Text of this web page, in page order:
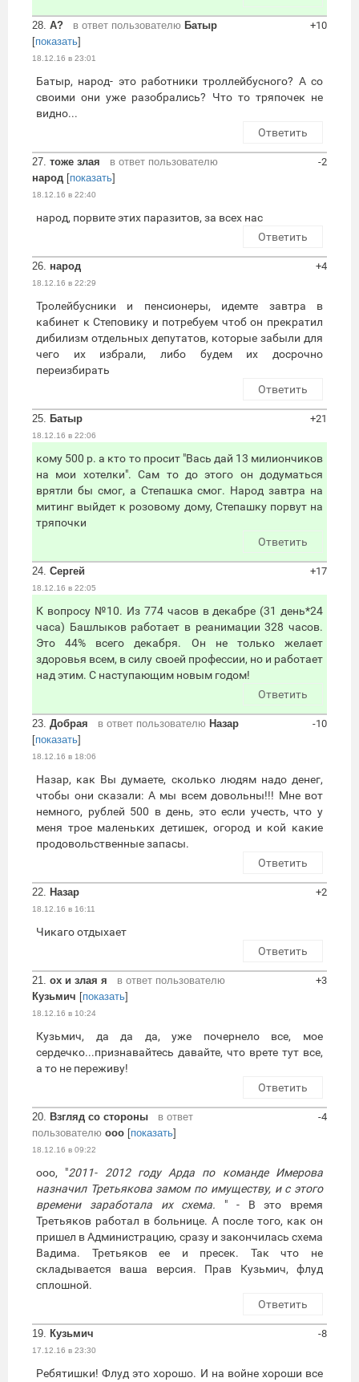
28. А? в ответ пользователю Батыр
[показать]
18.12.16 в 23:01
+10
Батыр, народ- это работники троллейбусного? А со
своими они уже разобрались? Что то тряпочек не
видно...
Ответить
27. тоже злая
в ответ пользователю
народ [показать]
18.12.16 в 22:40
-2
народ, порвите этих паразитов, за всех нас
Ответить
26. народ
18.12.16 в 22:29
+4
Тролейбусники и пенсионеры, идемте завтра в
кабинет к Степовику и потребуем чтоб он прекратил
дибилизм отдельных депутатов, которые забыли для
чего их избрали, либо будем их досрочно
переизбирать
Ответить
25. Батыр
18.12.16 в 22:06
+21
кому 500 р. а кто то просит "Вась дай 13 милиончиков
на мои хотелки". Сам то до этого он додуматься
врятли бы смог, а Степашка смог. Народ завтра на
митинг выйдет к розовому дому, Степашку порвут на
тряпочки
Ответить
24. Сергей
18.12.16 в 22:05
+17
К вопросу №10. Из 774 часов в декабре (31 день*24
часа) Башлыков работает в реанимации 328 часов.
Это 44% всего декабря. Он не только желает
здоровья всем, в силу своей профессии, но и работает
над этим. С наступающим новым годом!
Ответить
23. Добрая в ответ пользователю Назар
[показать]
18.12.16 в 18:06
-10
Назар, как Вы думаете, сколько людям надо денег,
чтобы они сказали: А мы всем довольны!!! Мне вот
немного, рублей 500 в день, это если учесть, что у
меня трое маленьких детишек, огород и кой какие
продовольственные запасы.
Ответить
22. Назар
18.12.16 в 16:11
+2
Чикаго отдыхает
Ответить
21. ох и злая я
в ответ пользователю
Кузьмич [показать]
18.12.16 в 10:24
+3
Кузьмич, да да да, уже почернело все, мое
сердечко...признавайтесь давайте, что врете тут все,
а то не переживу!
Ответить
20. Взгляд со стороны
в ответ
пользователю ооо [показать]
18.12.16 в 09:22
-4
ооо, "2011- 2012 году Арда по команде Имерова
назначил Третьякова замом по имуществу, и с этого
времени заработала их схема. " - В это время
Третьяков работал в больнице. А после того, как он
пришел в Администрацию, сразу и закончилась схема
Вадима. Третьяков ее и пресек. Так что не
складывается ваша версия. Прав Кузьмич, флуд
сплошной.
Ответить
19. Кузьмич
17.12.16 в 23:30
-8
Ребятишки! Флуд это хорошо. И на войне хороши все